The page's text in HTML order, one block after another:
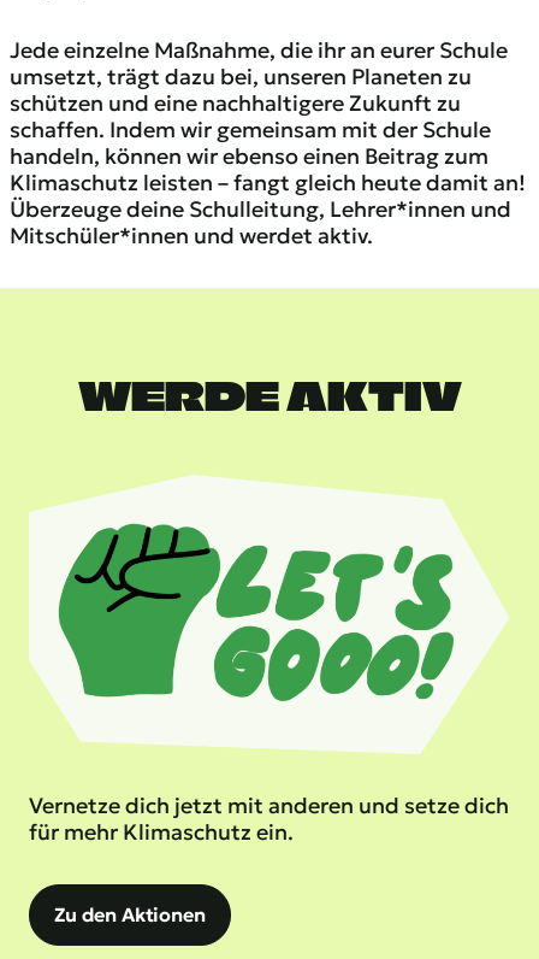
Jede einzelne Maßnahme, die ihr an eurer Schule
umsetzt, trägt dazu bei, unseren Planeten zu
schützen und eine nachhaltigere Zukunft zu
schaffen. Indem wir gemeinsam mit der Schule
handeln, können wir ebenso einen Beitrag zum
Klimaschutz leisten – fangt gleich heute damit an!
Überzeuge deine Schulleitung, Lehrer*innen und
Mitschüler*innen und werdet aktiv.
WERDE AKTIV
Vernetze dich jetzt mit anderen und setze dich
für mehr Klimaschutz ein.
Zu den Aktionen